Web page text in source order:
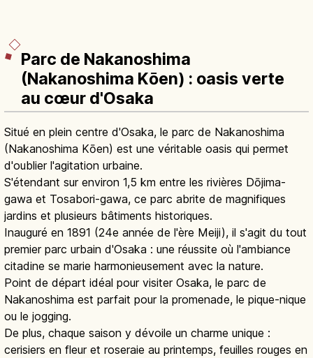
Parc de Nakanoshima
(Nakanoshima Kōen) : oasis verte
au cœur d'Osaka
Situé en plein centre d'Osaka, le parc de Nakanoshima
(Nakanoshima Kōen) est une véritable oasis qui permet
d'oublier l'agitation urbaine.
S'étendant sur environ 1,5 km entre les rivières Dōjima-
gawa et Tosabori-gawa, ce parc abrite de magnifiques
jardins et plusieurs bâtiments historiques.
Inauguré en 1891 (24e année de l'ère Meiji), il s'agit du tout
premier parc urbain d'Osaka : une réussite où l'ambiance
citadine se marie harmonieusement avec la nature.
Point de départ idéal pour visiter Osaka, le parc de
Nakanoshima est parfait pour la promenade, le pique-nique
ou le jogging.
De plus, chaque saison y dévoile un charme unique :
cerisiers en fleur et roseraie au printemps, feuilles rouges en